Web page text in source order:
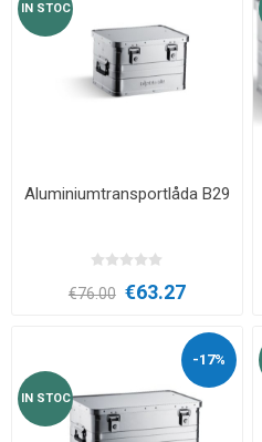
IN STOC
Aluminiumtransportlåda B29
€76.00 €63.27
-17%
IN STOC